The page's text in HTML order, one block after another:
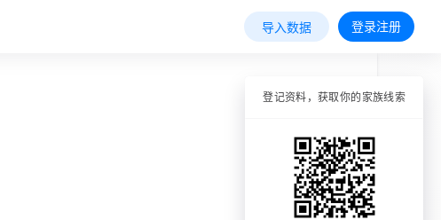
导入数据 登录注册
登记资料，获取你的家族线索